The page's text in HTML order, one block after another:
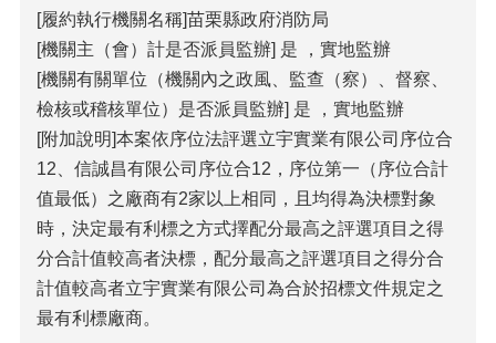
[履約執行機關名稱]苗栗縣政府消防局
[機關主（會）計是否派員監辦] 是 ，實地監辦
[機關有關單位（機關內之政風、監查（察）、督察、
檢核或稽核單位）是否派員監辦] 是 ，實地監辦
[附加說明]本案依序位法評選立宇實業有限公司序位合
12、信誠昌有限公司序位合12，序位第一（序位合計
值最低）之廠商有2家以上相同，且均得為決標對象
時，決定最有利標之方式擇配分最高之評選項目之得
分合計值較高者決標，配分最高之評選項目之得分合
計值較高者立宇實業有限公司為合於招標文件規定之
最有利標廠商。